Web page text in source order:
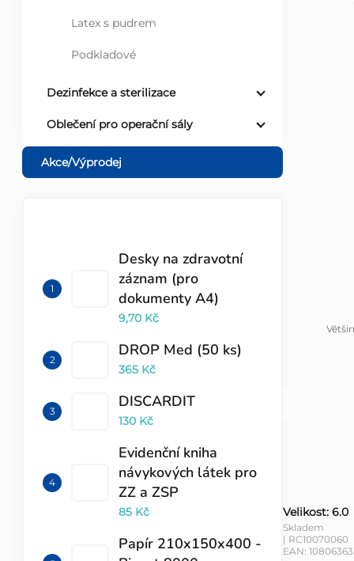
n
Latex s pudrem
Podkladové
Dezinfekce a sterilizace
Oblečení pro operační sály
Akce/Výprodej
Desky na zdravotní
záznam (pro
dokumenty A4)
9,70 Kč
DROP Med (50 ks)
365 Kč
DISCARDIT
130 Kč
Evidenční kniha
návykových látek pro
ZZ a ZSP
85 Kč
Papír 210x150x400 -
Velikost: 6.0
Skladem
| RC10070060
EAN: